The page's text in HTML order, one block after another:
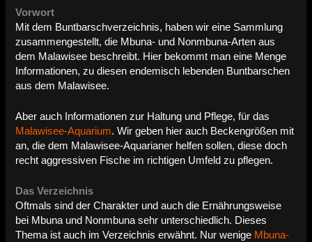
Vorwort
Mit dem Buntbarschverzeichnis, haben wir eine Sammlung
zusammengestellt, die Mbuna- und Nonmbuna-Arten aus
dem Malawisee beschreibt. Hier bekommt man eine Menge
Informationen, zu diesen endemisch lebenden Buntbarschen
aus dem Malawisee.
Aber auch Informationen zur Haltung und Pflege, für das
Malawisee-Aquarium. Wir geben hier auch Beckengrößen mit
an, die dem Malawisee-Aquarianer helfen sollen, diese doch
recht aggressiven Fische im richtigen Umfeld zu pflegen.
Das Verzeichnis
Oftmals sind der Charakter und auch die Ernährungsweise
bei Mbuna und Nonmbuna sehr unterschiedlich. Dieses
Thema ist auch im Verzeichnis erwähnt. Nur wenige Mbuna-